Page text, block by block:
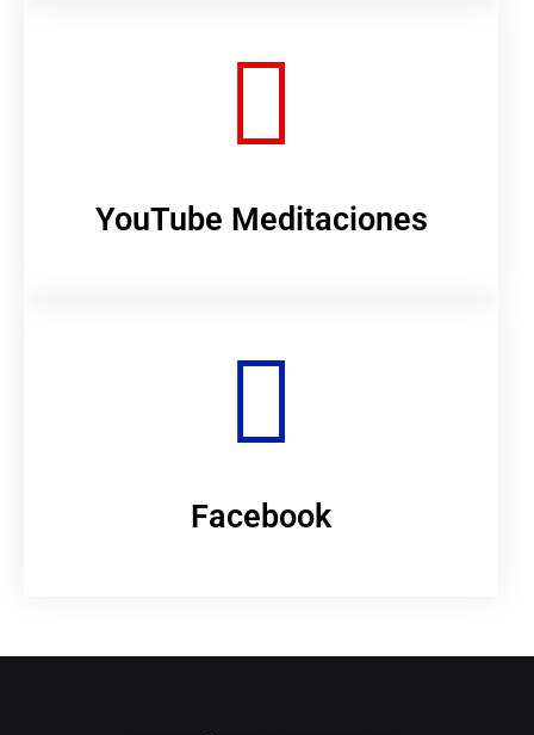
YouTube Meditaciones
Facebook